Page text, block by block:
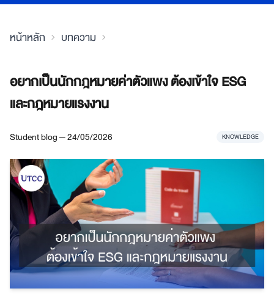
หน้าหลัก บทความ
อยากเป็นนักกฎหมายค่าตัวแพง ต้องเข้าใจ ESG
และกฎหมายแรงงาน
Student blog — 24/05/2026 KNOWLEDGE